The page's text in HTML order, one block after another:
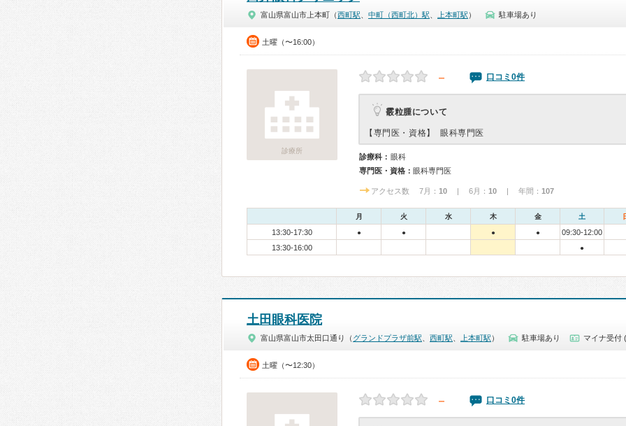
富山県富山市上本町（西町駅 中町（西町北）駅 上本町駅 ） 駐車場あり
土曜（〜16:00）
診療所
－ 口コミ0件
霰粒腫について
【専門医・資格】 眼科専門医
診療科： 眼科
専門医・資格： 眼科専門医
アクセス数 7月： 10 | 6月： 10 | 年間： 107
月 火 水 木 金 土
13:30-17:30 ● ● ● ●
09:30-12:00
13:30-16:00
●
土田眼科医院
富山県富山市太田口通り（ グランドプラザ前駅 西町駅 上本町駅 ） 駐車場あり マイナ受付
土曜（〜12:30）
－ 口コミ0件